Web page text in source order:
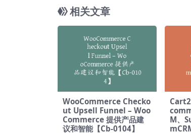
相关文章
WooCommerce Checko
ut Upsell Funnel – Woo
Commerce 提供产品建
议和智能【Cb-0104】
M、